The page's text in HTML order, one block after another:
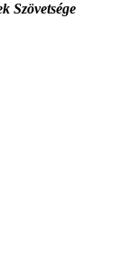
Szövetsége